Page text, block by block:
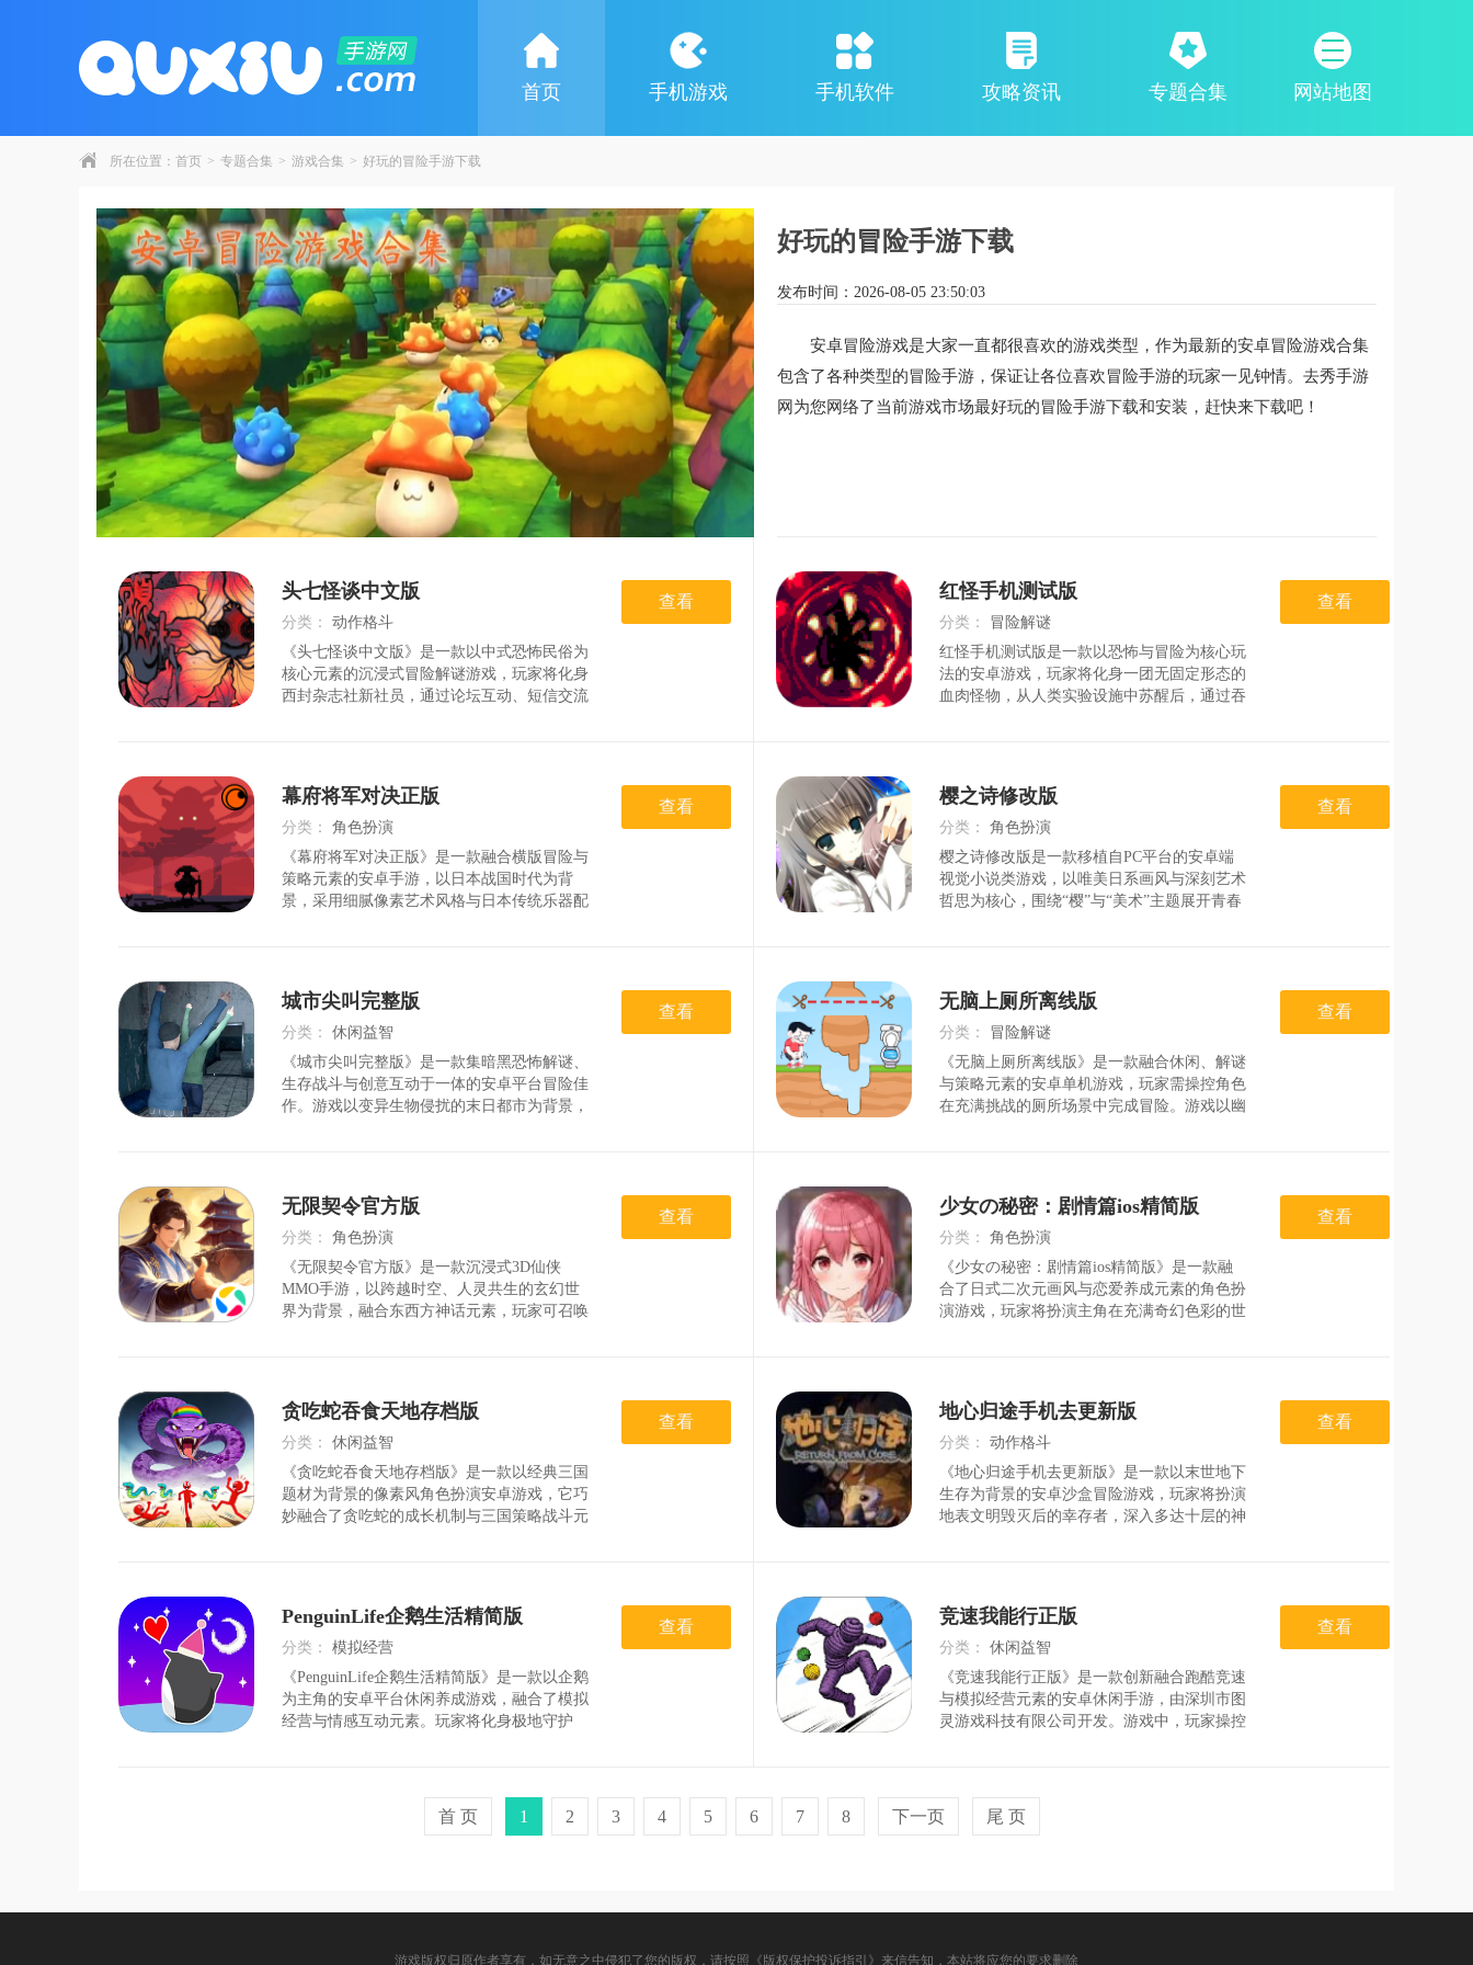
网站地图
首页 手机游戏 手机软件 攻略资讯 专题合集
所在位置： 首页 > 专题合集 > 游戏合集 > 好玩的冒险手游下载
好玩的冒险手游下载
发布时间： 2026-08-05 23:50:03
安卓冒险游戏是大家一直都很喜欢的游戏类型，作为最新的安卓冒险游戏合集
包含了各种类型的冒险手游，保证让各位喜欢冒险手游的玩家一见钟情。去秀手游
网为您网络了当前游戏市场最好玩的冒险手游下载和安装，赶快来下载吧！
头七怪谈中文版
分类： 动作格斗
时间：2026-08-06
《头七怪谈中文版》是一款以中式恐怖民俗为
核心元素的沉浸式冒险解谜游戏，玩家将化身
西封杂志社新社员，通过论坛互动、短信交流
围，玩家需在论坛帖子
查看 红怪手机测试版
分类： 冒险解谜
时间：2026-08-06
红怪手机测试版是一款以恐怖与冒险为核心玩
法的安卓游戏，玩家将化身一团无固定形态的
血肉怪物，从人类实验设施中苏醒后，通过吞
格呈现阴暗血腥的
查看
幕府将军对决正版
分类： 角色扮演
时间：2026-08-06
《幕府将军对决正版》是一款融合横版冒险与
策略元素的安卓手游，以日本战国时代为背
景，采用细腻像素艺术风格与日本传统乐器配
卡中挑战九大特色B
查看 樱之诗修改版
分类： 角色扮演
时间：2026-08-06
樱之诗修改版是一款移植自PC平台的安卓端
视觉小说类游戏，以唯美日系画风与深刻艺术
哲思为核心，围绕“樱”与“美术”主题展开青春
沉浸式叙事。游戏新
查看
城市尖叫完整版
分类： 休闲益智
时间：2026-08-06
《城市尖叫完整版》是一款集暗黑恐怖解谜、
生存战斗与创意互动于一体的安卓平台冒险佳
作。游戏以变异生物侵扰的末日都市为背景，
建造等多元玩法，揭开
查看 无脑上厕所离线版
分类： 冒险解谜
时间：2026-08-06
《无脑上厕所离线版》是一款融合休闲、解谜
与策略元素的安卓单机游戏，玩家需操控角色
在充满挑战的厕所场景中完成冒险。游戏以幽
群、吸引蜜蜂，同时利用
查看
无限契令官方版
分类： 角色扮演
时间：2026-08-06
《无限契令官方版》是一款沉浸式3D仙侠
MMO手游，以跨越时空、人灵共生的玄幻世
界为背景，融合东西方神话元素，玩家可召唤
场景，支持挂机自动战斗
查看 少女の秘密：剧情篇ios精简版
分类： 角色扮演
时间：2026-08-06
《少女の秘密：剧情篇ios精简版》是一款融
合了日式二次元画风与恋爱养成元素的角色扮
演游戏，玩家将扮演主角在充满奇幻色彩的世
物语”双线交织
查看
贪吃蛇吞食天地存档版
分类： 休闲益智
时间：2026-08-06
《贪吃蛇吞食天地存档版》是一款以经典三国
题材为背景的像素风角色扮演安卓游戏，它巧
妙融合了贪吃蛇的成长机制与三国策略战斗元
实力，在广袤的三国世界
查看 地心归途手机去更新版
分类： 动作格斗
时间：2026-08-05
《地心归途手机去更新版》是一款以末世地下
生存为背景的安卓沙盒冒险游戏，玩家将扮演
地表文明毁灭后的幸存者，深入多达十层的神
索、建造、种田、自动化
查看
PenguinLife企鹅生活精简版
分类： 模拟经营
时间：2026-08-05
《PenguinLife企鹅生活精简版》是一款以企鹅
为主角的安卓平台休闲养成游戏，融合了模拟
经营与情感互动元素。玩家将化身极地守护
查看 竞速我能行正版
分类： 休闲益智
时间：2026-08-04
《竞速我能行正版》是一款创新融合跑酷竞速
与模拟经营元素的安卓休闲手游，由深圳市图
灵游戏科技有限公司开发。游戏中，玩家操控
利用资源建造专属石头
查看
首 页 1 2 3 4 5 6 7 8 下一页 尾 页
游戏版权归原作者享有，如无意之中侵犯了您的版权，请按照《版权保护投诉指引》来信告知，本站将应您的要求删除